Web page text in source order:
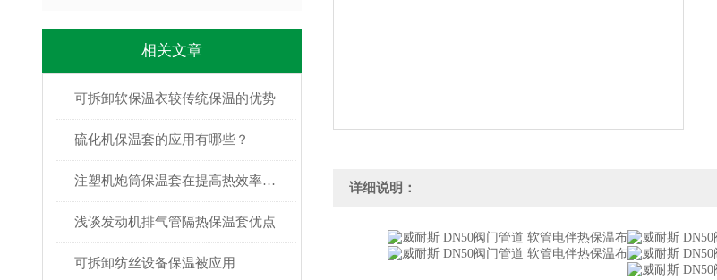
相关文章
可拆卸软保温衣较传统保温的优势
硫化机保温套的应用有哪些？
注塑机炮筒保温套在提高热效率中的作用
浅谈发动机排气管隔热保温套优点
可拆卸纺丝设备保温被应用
详细说明：